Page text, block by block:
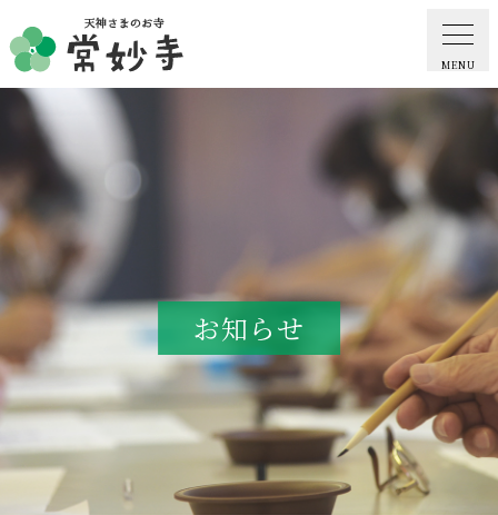
MENU
ホーム
常妙寺紹介
納骨堂・お墓
葬儀・供養・祈祷
ギャラリー
お知らせ
お知らせ